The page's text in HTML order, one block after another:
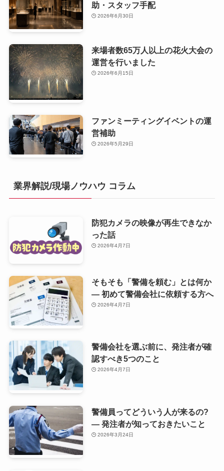
助・スタッフ手配
2026年6月30日
来場者数65万人以上の花火大会の
運営を行いました
2026年6月15日
ファンミーティングイベントの運
営補助
2026年5月29日
業界解説/現場ノウハウ コラム
防犯カメラの映像が再生できなか
った話
2026年4月7日
そもそも「警備を頼む」とは何か
— 初めて警備会社に依頼する方へ
2026年4月7日
警備会社を選ぶ前に、発注者が確
認すべき5つのこと
2026年4月7日
警備員ってどういう人が来るの?
— 発注者が知っておきたいこと
2026年3月24日